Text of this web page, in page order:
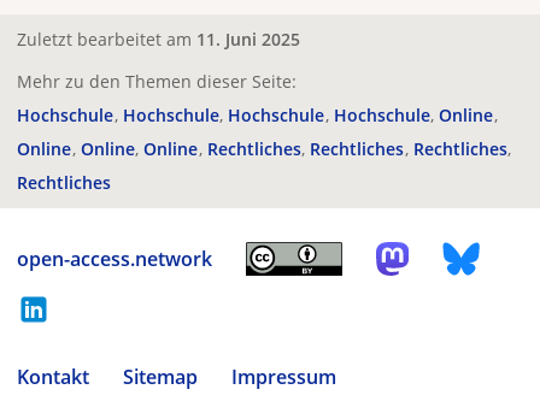
Zuletzt bearbeitet am 11. Juni 2025
Mehr zu den Themen dieser Seite:
Hochschule Hochschule Hochschule Hochschule Online
Online Online Online Rechtliches Rechtliches Rechtliches
Rechtliches
open-access.network
Kontakt Sitemap
Impressum